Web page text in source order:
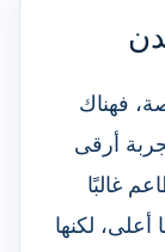
فهناك
أرقى
غالبًا
لكنها